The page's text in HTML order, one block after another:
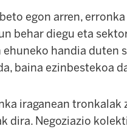
egon arren,
behar diegu eta
handia duten
baina ezinbestekoa
iraganean
dira. Negoziazio